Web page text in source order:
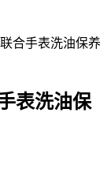
合手表洗油保养
表洗油保